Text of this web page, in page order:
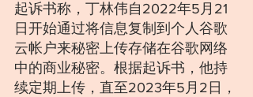
起诉书称，丁林伟自2022年5月21
日开始通过将信息复制到个人谷歌
云帐户来秘密上传存储在谷歌网络
中的商业秘密。根据起诉书，他持
续定期上传，直至2023年5月2日，